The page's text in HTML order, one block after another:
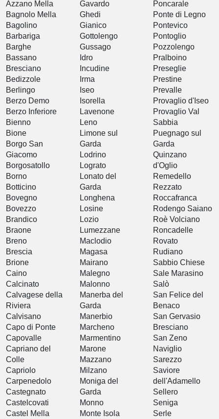
Azzano Mella
Bagnolo Mella
Bagolino
Barbariga
Barghe
Bassano
Bresciano
Bedizzole
Berlingo
Berzo Demo
Berzo Inferiore
Bienno
Bione
Borgo San
Giacomo
Borgosatollo
Borno
Botticino
Bovegno
Bovezzo
Brandico
Braone
Breno
Brescia
Brione
Caino
Calcinato
Calvagese della
Riviera
Calvisano
Capo di Ponte
Capovalle
Capriano del
Colle
Capriolo
Carpenedolo
Castegnato
Castelcovati
Castel Mella
Gavardo
Ghedi
Gianico
Gottolengo
Gussago
Idro
Incudine
Irma
Iseo
Isorella
Lavenone
Leno
Limone sul
Garda
Lodrino
Lograto
Lonato del
Garda
Longhena
Losine
Lozio
Lumezzane
Maclodio
Magasa
Mairano
Malegno
Malonno
Manerba del
Garda
Manerbio
Marcheno
Marmentino
Marone
Mazzano
Milzano
Moniga del
Garda
Monno
Monte Isola
Poncarale
Ponte di Legno
Pontevico
Pontoglio
Pozzolengo
Pralboino
Preseglie
Prestine
Prevalle
Provaglio d'Iseo
Provaglio Val
Sabbia
Puegnago sul
Garda
Quinzano
d'Oglio
Remedello
Rezzato
Roccafranca
Rodengo Saiano
Roè Volciano
Roncadelle
Rovato
Rudiano
Sabbio Chiese
Sale Marasino
Salò
San Felice del
Benaco
San Gervasio
Bresciano
San Zeno
Naviglio
Sarezzo
Saviore
dell'Adamello
Sellero
Seniga
Serle